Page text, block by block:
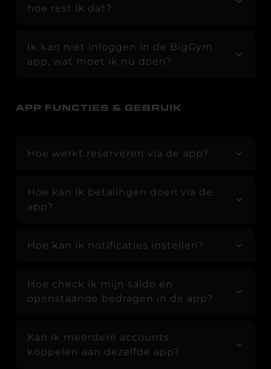
hoe rest ik dat?
Ik kan niet inloggen in de BigGym
app, wat moet ik nu doen?
APP FUNCTIES & GEBRUIK
Hoe werkt reserveren via de app?
Hoe kan ik betalingen doen via de
app?
Hoe kan ik notificaties instellen?
Hoe check ik mijn saldo en
openstaande bedragen in de app?
Kan ik meerdere accounts
koppelen aan dezelfde app?